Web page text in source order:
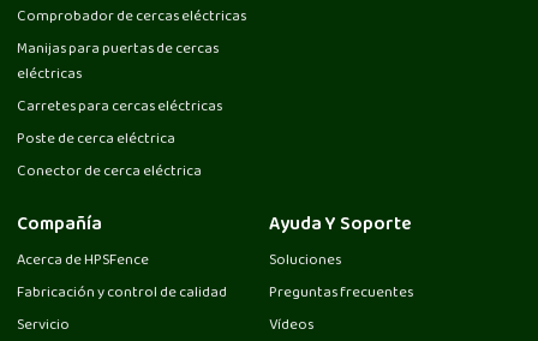
Comprobador de cercas eléctricas
Manijas para puertas de cercas
eléctricas
Carretes para cercas eléctricas
Poste de cerca eléctrica
Conector de cerca eléctrica
Compañía
Acerca de HPSFence
Fabricación y control de calidad
Servicio
Ayuda Y Soporte
Soluciones
Preguntas frecuentes
Vídeos